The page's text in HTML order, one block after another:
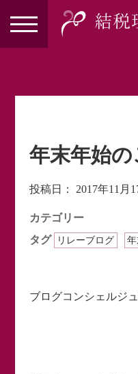
年末年始の
投稿日： 2017年11月
カテゴリー
タグ
リレーブログ
ブログコンシェルジ